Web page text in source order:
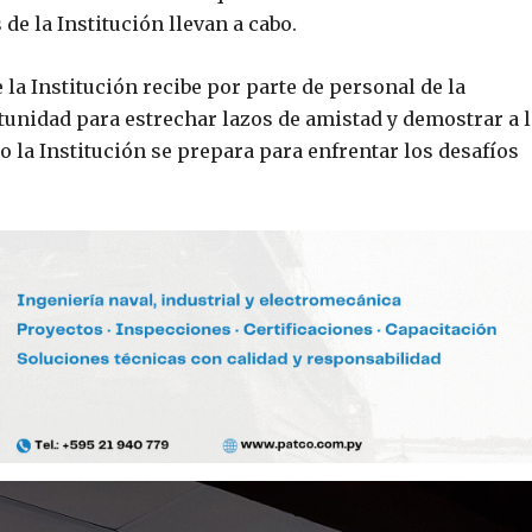
la Institución llevan a cabo.
la Institución recibe por parte de personal de la
para estrechar lazos de amistad y demostrar a
Institución se prepara para enfrentar los desafíos